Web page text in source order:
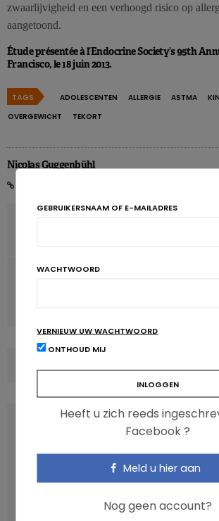
zwaarlijvigheid en een verhoogd risico op
aangetoond.
Étude présentée à l’Endocrine Society’s 95th
Francisco, le 18 juin 2013.
TAGS ADOLESCENTEN ALLERGIE ASTMA
OVERGEWICHT
TEKORT
Nicolas Guggenbühl
LATEST POSTS
GEBRUIKERSNAAM OF E-MAILADRES
WACHTWOORD
VERNIEUW UW WACHTWOORD
ONTHOUD MIJ
Heeft u zich reeds
Facebook ?
Meld u hier aan
Nog geen account?